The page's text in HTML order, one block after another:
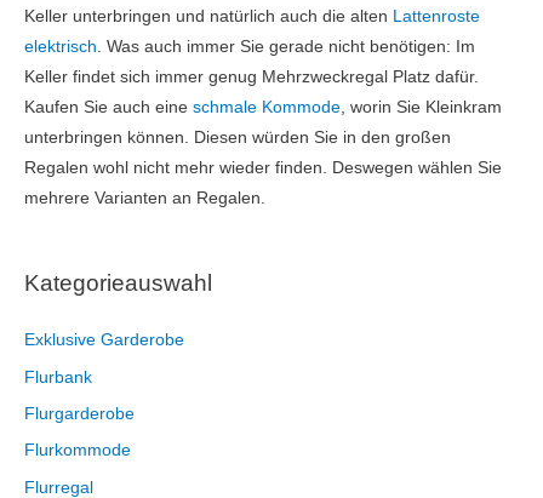
Kategorieauswahl
Exklusive Garderobe
Flurbank
Flurgarderobe
Flurkommode
Flurregal
Keller unterbringen und natürlich auch die alten Lattenroste
elektrisch . Was auch immer Sie gerade nicht benötigen: Im
Keller findet sich immer genug Mehrzweckregal Platz dafür.
Kaufen Sie auch eine schmale Kommode , worin Sie Kleinkram
unterbringen können. Diesen würden Sie in den großen
Regalen wohl nicht mehr wieder finden. Deswegen wählen Sie
mehrere Varianten an Regalen.